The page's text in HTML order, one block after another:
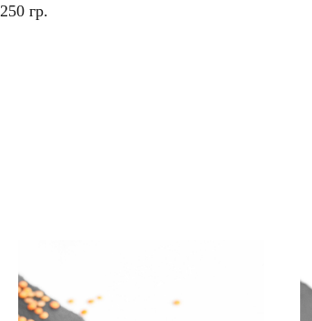
250 гр.